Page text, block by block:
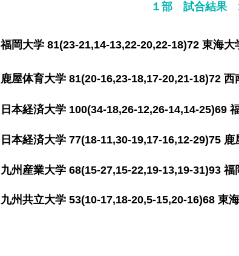
１部 試合結果
岡大学 81(23-21,14-13,22-20,22-18)72 東海
屋体育大学 81(20-16,23-18,17-20,21-18)72
本経済大学 100(34-18,26-12,26-14,14-25)69
本経済大学 77(18-11,30-19,17-16,12-29)75
州産業大学 68(15-27,15-22,19-13,19-31)93
州共立大学 53(10-17,18-20,5-15,20-16)68 東